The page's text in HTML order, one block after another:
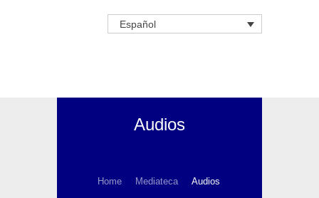
Español
Audios
Home Mediateca Audios